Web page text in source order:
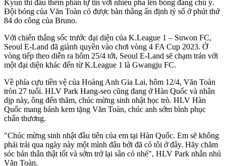
Kyun thi đấu thêm phần tự tin với nhiều pha lên bóng đáng chú ý.
Đội bóng của Văn Toàn có được bàn thắng ấn định tỷ số ở phút thứ
84 do công của Bruno.
Với chiến thắng sốc trước đại diện của K.League 1 – Suwon FC,
Seoul E-Land đã giành quyền vào chơi vòng 4 FA Cup 2023. Ở
vòng tiếp theo diễn ra hôm 25/4 tới, Seoul E-Land sẽ chạm trán với
một đại diện khác đến từ K.League 1 là Gwangju FC.
Về phía cựu tiền vệ của Hoàng Anh Gia Lai, hôm 12/4, Văn Toàn
tròn 27 tuổi. HLV Park Hang-seo cũng đang ở Hàn Quốc và nhân
dịp này, ông đến thăm, chúc mừng sinh nhật học trò. HLV Hàn
Quốc mang bánh kem tặng Văn Toàn, chúc anh sớm bình phục
chấn thương.
"Chúc mừng sinh nhật đầu tiên của em tại Hàn Quốc. Em sẽ không
phải trải qua ngày này một mình đâu bởi đã có tôi ở đây. Hãy chăm
sóc bản thân thật tốt và sớm trở lại sân cỏ nhé", HLV Park nhắn nhủ
Văn Toàn.